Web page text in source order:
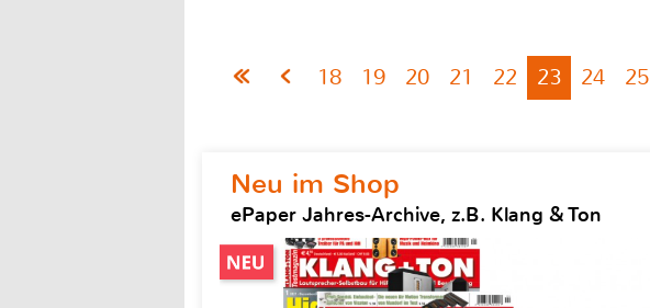
18 19 20 21 22 23 24 25
Neu im Shop
ePaper Jahres-Archive, z.B. Klang & Ton